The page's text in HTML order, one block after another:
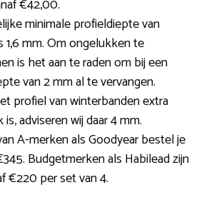
€42,00.
minimale profieldiepte van
1,6 mm. Om ongelukken te
is het aan te raden om bij een
van 2 mm al te vervangen.
profiel van winterbanden extra
is, adviseren wij daar 4 mm.
A-merken als Goodyear bestel je
Budgetmerken als Habilead zijn
€220 per set van 4.